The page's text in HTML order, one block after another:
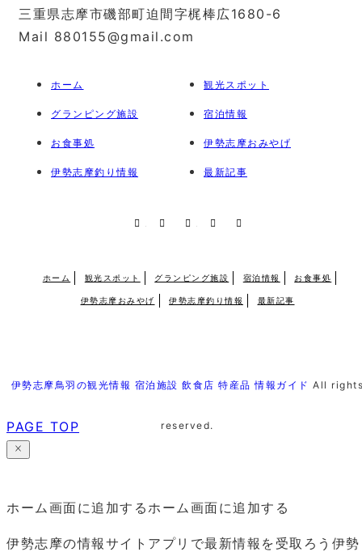
三重県志摩市磯部町迫間字梶棒広1680-6
Mail 880155@gmail.com
ホーム 観光スポット
グランピング施設 宿泊情報
お食事処 伊勢志摩おみやげ
伊勢志摩釣り情報 最新記事
Facebook
Instagram
Pinterest
RSS
ホーム 観光スポット グランピング施設 宿泊情報 お食事処
伊勢志摩おみやげ 伊勢志摩釣り情報 最新記事
伊勢志摩鳥羽の観光情報 宿泊施設 飲食店 特産品 情報ガイド All
reserved.
PAGE TOP
ホーム画面に追加する ホーム画面に追加する
伊勢志摩の情報サイトアプリで最新情報を受取ろう 伊勢